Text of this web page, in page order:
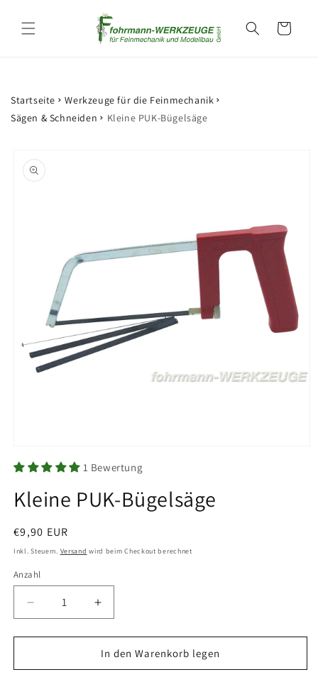
Inhalt
Warenkorb
Startseite
Werkzeuge für die Feinmechanik
Sägen & Schneiden
Kleine PUK-Bügelsäge
1
in
öffnen
1 Bewertung
Kleine PUK-Bügelsäge
Normaler
Preis
€9,90 EUR
Inkl. Steuern. Versand wird beim Checkout berechnet
Anzahl
Anzahl
Verringere
die
Menge
Kleine
Erhöhe
die
Menge
für
Kleine
In den Warenkorb legen